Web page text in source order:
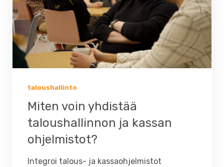
taloushallinto
Miten voin yhdistää
taloushallinnon ja kassan
ohjelmistot?
Integroi talous- ja kassaohjelmistot